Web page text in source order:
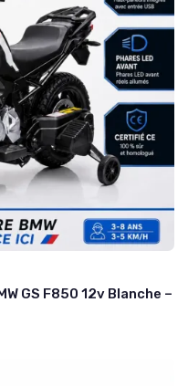
GS F850 12v Blanche –